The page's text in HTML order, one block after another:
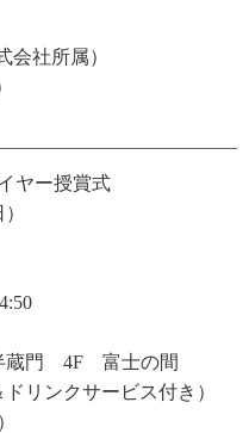
会社所属）
ヤー授賞式
蔵門 4F 富士の間
リンクサービス付き）